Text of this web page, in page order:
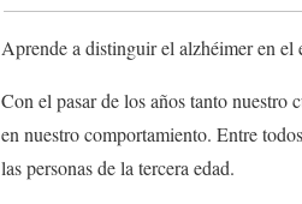
Aprende a distinguir el alzhéimer en
Con el pasar de los años tanto nuestro
en nuestro comportamiento. Entre
las personas de la tercera edad.